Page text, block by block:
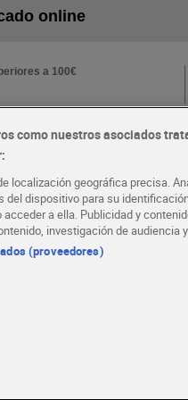
online
a 100€
como nuestros asociados
localización geográfica precisa.
del dispositivo para su
a ella. Publicidad y
investigación de audiencia
(proveedores)